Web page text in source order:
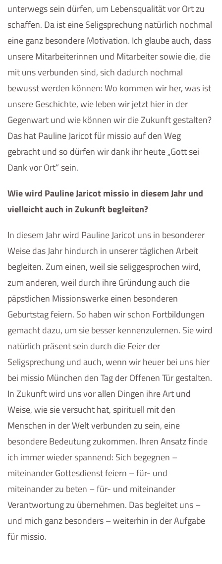
unterwegs sein dürfen, um Lebensqualität vor Ort zu
schaffen. Da ist eine Seligsprechung natürlich nochmal
eine ganz besondere Motivation. Ich glaube auch, dass
unsere Mitarbeiterinnen und Mitarbeiter sowie die, die
mit uns verbunden sind, sich dadurch nochmal
bewusst werden können: Wo kommen wir her, was ist
unsere Geschichte, wie leben wir jetzt hier in der
Gegenwart und wie können wir die Zukunft gestalten?
Das hat Pauline Jaricot für missio auf den Weg
gebracht und so dürfen wir dank ihr heute „Gott sei
Dank vor Ort“ sein.
Wie wird Pauline Jaricot missio in diesem Jahr und
vielleicht auch in Zukunft begleiten?
In diesem Jahr wird Pauline Jaricot uns in besonderer
Weise das Jahr hindurch in unserer täglichen Arbeit
begleiten. Zum einen, weil sie seliggesprochen wird,
zum anderen, weil durch ihre Gründung auch die
päpstlichen Missionswerke einen besonderen
Geburtstag feiern. So haben wir schon Fortbildungen
gemacht dazu, um sie besser kennenzulernen. Sie wird
natürlich präsent sein durch die Feier der
Seligsprechung und auch, wenn wir heuer bei uns hier
bei missio München den Tag der Offenen Tür gestalten.
In Zukunft wird uns vor allen Dingen ihre Art und
Weise, wie sie versucht hat, spirituell mit den
Menschen in der Welt verbunden zu sein, eine
besondere Bedeutung zukommen. Ihren Ansatz finde
ich immer wieder spannend: Sich begegnen –
miteinander Gottesdienst feiern – für- und
miteinander zu beten – für- und miteinander
Verantwortung zu übernehmen. Das begleitet uns –
und mich ganz besonders – weiterhin in der Aufgabe
für missio.